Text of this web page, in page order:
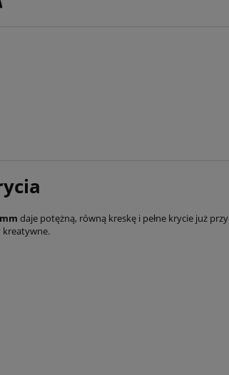
daje potężną, równą kreskę i pełne krycie już przy
kreatywne.